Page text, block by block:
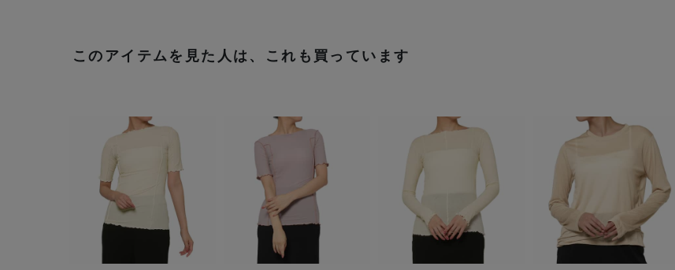
このアイテムを見た人は、これも買っています